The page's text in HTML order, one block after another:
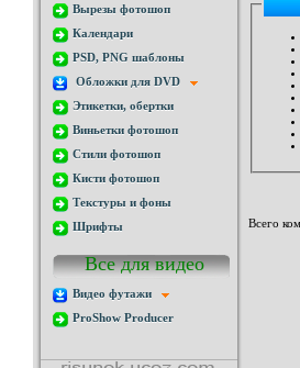
Вырезы фотошоп
Календари
PSD, PNG шаблоны
Обложки для DVD
Этикетки, обертки
Виньетки фотошоп
Стили фотошоп
Кисти фотошоп
Текстуры и фоны
Шрифты
Все для видео
Видео футажи
ProShow Producer
Всего